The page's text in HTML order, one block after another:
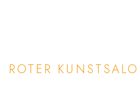
ROTER